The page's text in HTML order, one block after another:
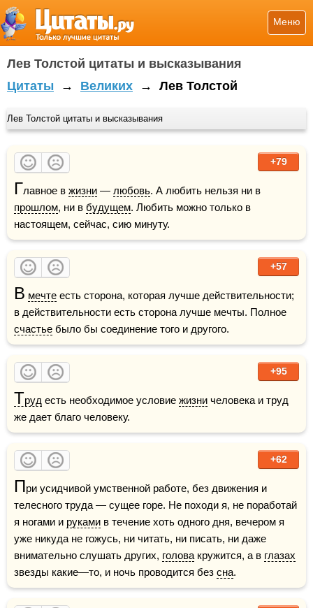
Меню
Лев Толстой цитаты и высказывания
Цитаты → Великих → Лев Толстой
Лев Толстой цитаты и высказывания
+79
Главное в жизни — любовь
прошлом, ни в будущем. Любить можно только в
настоящем, сейчас, сию минуту.
+57
В мечте есть сторона, которая лучше действительности;
счастье было бы соединение того и другого.
+95
Труд есть необходимое условие жизни человека и труд
же дает благо человеку.
+62
При усидчивой умственной работе, без движения и
телесного труда — сущее горе. Не походи я, не поработай
я ногами и руками в течение хоть одного дня, вечером я
уже никуда не гожусь, ни читать, ни писать, ни даже
внимательно слушать других, голова кружится, а в глазах
звезды какие—то, и ночь проводится без сна.